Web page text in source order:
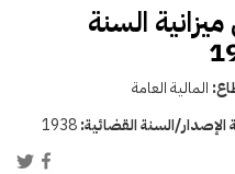
السنة
المالية العامة
الإصدار/السنة القضائية:1938